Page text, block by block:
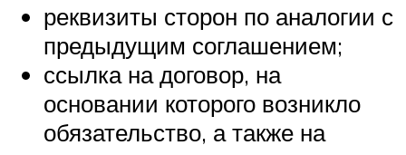
реквизиты сторон по аналогии с
предыдущим соглашением;
ссылка на договор, на
основании которого возникло
обязательство, а также на